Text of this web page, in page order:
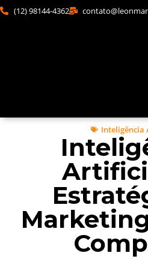
(12) 98144-4362
Inteligência